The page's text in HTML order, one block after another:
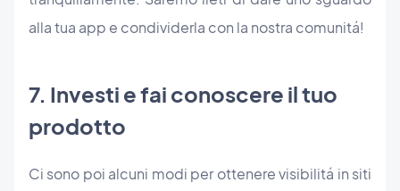
alla tua app e condividerla con la nostra comunitá!
7. Investi e fai conoscere il tuo
prodotto
Ci sono poi alcuni modi per ottenere visibilitá in siti